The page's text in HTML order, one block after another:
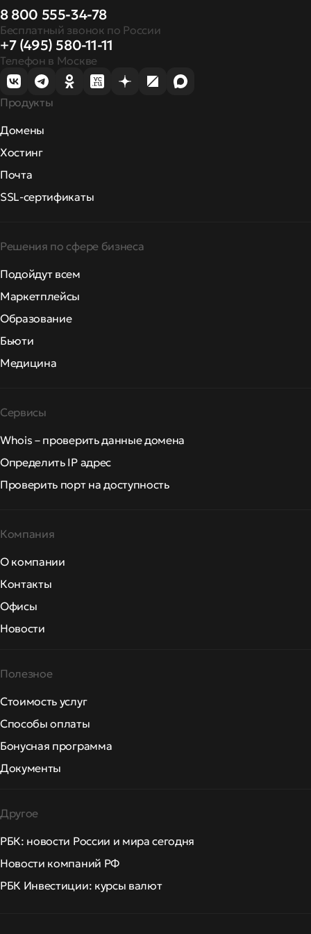
8 800 555-34-78
Бесплатный звонок по России
+7 (495) 580-11-11
Телефон в Москве
Продукты
Домены
Хостинг
Почта
SSL-сертификаты
Решения по сфере бизнеса
Подойдут всем
Маркетплейсы
Образование
Бьюти
Медицина
Сервисы
Whois – проверить данные домена
Определить IP адрес
Проверить порт на доступность
Компания
О компании
Контакты
Офисы
Новости
Полезное
Стоимость услуг
Способы оплаты
Бонусная программа
Документы
Другое
РБК: новости России и мира сегодня
Новости компаний РФ
РБК Инвестиции: курсы валют